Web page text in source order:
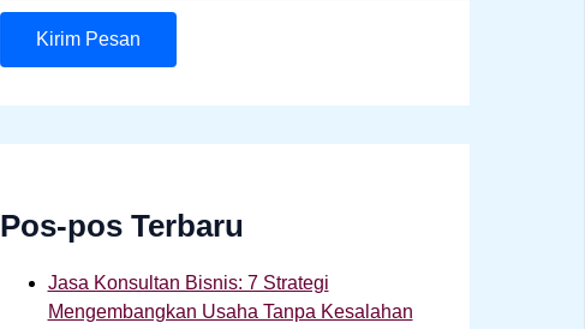
Kirim Pesan
Pos-pos Terbaru
Jasa Konsultan Bisnis: 7 Strategi
Mengembangkan Usaha Tanpa Kesalahan